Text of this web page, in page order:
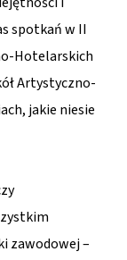
spotkań w II
Hotelarskich
Artystyczno-
jakie niesie
zawodowej –